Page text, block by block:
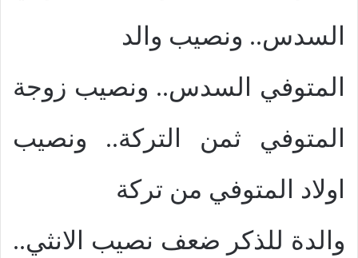
السدس.. ونصيب والد
المتوفي السدس.. ونصيب زوجة
المتوفي ثمن التركة.. ونصيب
اولاد المتوفي من تركة
والدة للذكر ضعف نصيب الانثي..